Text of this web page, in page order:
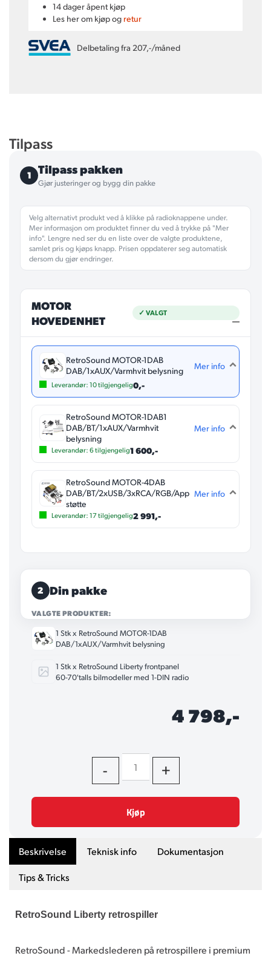
14 dager åpent kjøp
Les her om kjøp og retur
Delbetaling fra 207,-/måned
Tilpass
1 Tilpass pakken
Gjør justeringer og bygg din pakke
Velg alternativt produkt ved å klikke på radioknappene under.
Mer informasjon om produktet finner du ved å trykke på "Mer
info". Lengre ned ser du en liste over de valgte produktene,
samlet pris og kjøps knapp. Prisen oppdaterer seg automatisk
dersom du gjør endringer.
MOTOR
HOVEDENHET
✓ VALGT
RetroSound MOTOR-1DAB
DAB/1xAUX/Varmhvit belysning
Mer info
Leverandør: 10tilgjengelig0,-
RetroSound MOTOR-1DAB1
DAB/BT/1xAUX/Varmhvit
belysning
Mer info
Leverandør: 6tilgjengelig1 600,-
RetroSound MOTOR-4DAB
DAB/BT/2xUSB/3xRCA/RGB/App
støtte
Mer info
Leverandør: 17tilgjengelig2 991,-
2 Din pakke
VALGTE PRODUKTER:
1 Stk x RetroSound MOTOR-1DAB
DAB/1xAUX/Varmhvit belysning
1 Stk x RetroSound Liberty frontpanel
60-70'talls bilmodeller med 1-DIN radio
4 798,-
- +
Kjøp
Beskrivelse Teknisk info Dokumentasjon
Tips & Tricks
RetroSound Liberty retrospiller
RetroSound - Markedslederen på retrospillere i premium